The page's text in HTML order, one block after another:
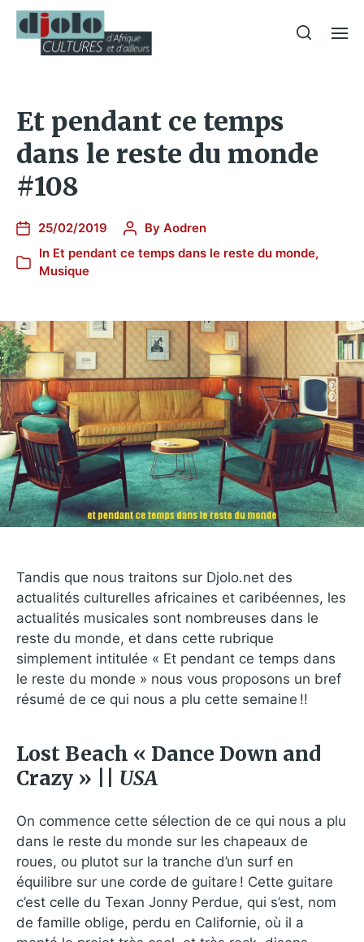
Et pendant ce temps
dans le reste du monde
#108
25/02/2019 By Aodren
In Et pendant ce temps dans le reste du monde,
Musique
Tandis que nous traitons sur Djolo.net des
actualités culturelles africaines et caribéennes, les
actualités musicales sont nombreuses dans le
reste du monde, et dans cette rubrique
simplement intitulée « Et pendant ce temps dans
le reste du monde » nous vous proposons un bref
résumé de ce qui nous a plu cette semaine !!
Lost Beach « Dance Down and
Crazy » || USA
On commence cette sélection de ce qui nous a plu
dans le reste du monde sur les chapeaux de
roues, ou plutot sur la tranche d’un surf en
équilibre sur une corde de guitare ! Cette guitare
c’est celle du Texan Jonny Perdue, qui s’est, nom
de famille oblige, perdu en Californie, où il a